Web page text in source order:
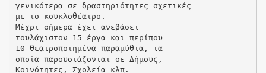
γενικότερα σε δραστηριότητες σχετικές
με το κουκλοθέατρο.
Μέχρι σήμερα έχει ανεβάσει
τουλάχιστον 15 έργα και περίπου
10 θεατροποιημένα παραμύθια, τα
οποία παρουσιάζονται σε Δήμους,
Κοινότητες, Σχολεία κλπ.